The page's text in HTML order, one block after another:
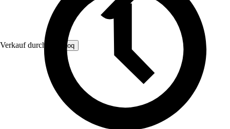
Verkauf durch: FireLoq